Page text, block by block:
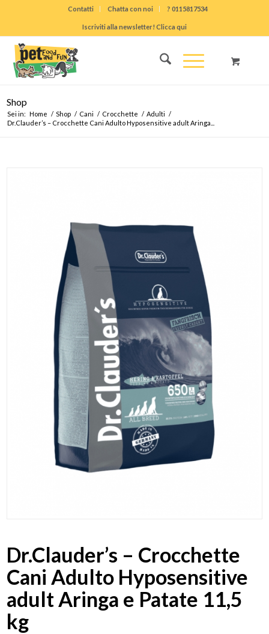
Contatti Chatta con noi ? 0115817534
Iscriviti alla newsletter! Clicca qui
Shop
Sei in: Home / Shop / Cani / Crocchette / Adulti /
Dr.Clauder’s – Crocchette Cani Adulto Hyposensitive adult Aringa...
Dr.Clauder’s – Crocchette
Cani Adulto Hyposensitive
adult Aringa e Patate 11,5
kg